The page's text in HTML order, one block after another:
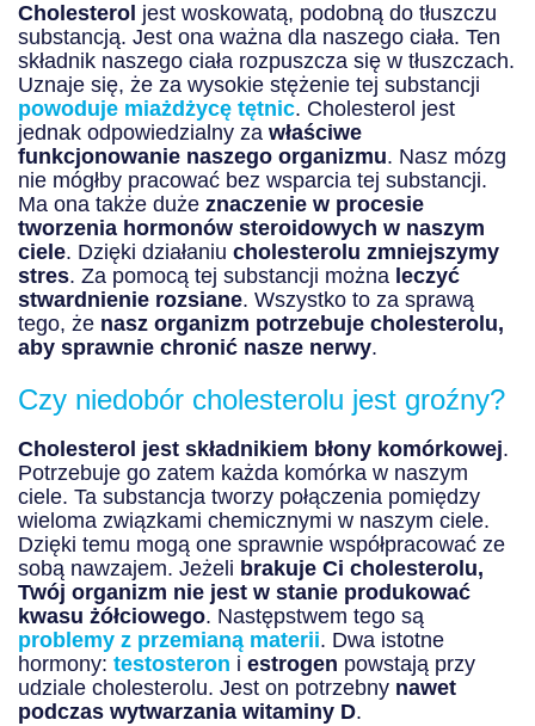
Cholesterol jest woskowatą, podobną do tłuszczu
substancją. Jest ona ważna dla naszego ciała. Ten
składnik naszego ciała rozpuszcza się w tłuszczach.
Uznaje się, że za wysokie stężenie tej substancji
powoduje miażdżycę tętnic. Cholesterol jest
jednak odpowiedzialny za właściwe
funkcjonowanie naszego organizmu. Nasz mózg
nie mógłby pracować bez wsparcia tej substancji.
Ma ona także duże znaczenie w procesie
tworzenia hormonów steroidowych w naszym
ciele. Dzięki działaniu cholesterolu zmniejszymy
stres. Za pomocą tej substancji można leczyć
stwardnienie rozsiane. Wszystko to za sprawą
tego, że nasz organizm potrzebuje cholesterolu,
aby sprawnie chronić nasze nerwy.
Czy niedobór cholesterolu jest groźny?
Cholesterol jest składnikiem błony komórkowej.
Potrzebuje go zatem każda komórka w naszym
ciele. Ta substancja tworzy połączenia pomiędzy
wieloma związkami chemicznymi w naszym ciele.
Dzięki temu mogą one sprawnie współpracować ze
sobą nawzajem. Jeżeli brakuje Ci cholesterolu,
Twój organizm nie jest w stanie produkować
kwasu żółciowego. Następstwem tego są
problemy z przemianą materii. Dwa istotne
hormony: testosteron i estrogen powstają przy
udziale cholesterolu. Jest on potrzebny nawet
podczas wytwarzania witaminy D.